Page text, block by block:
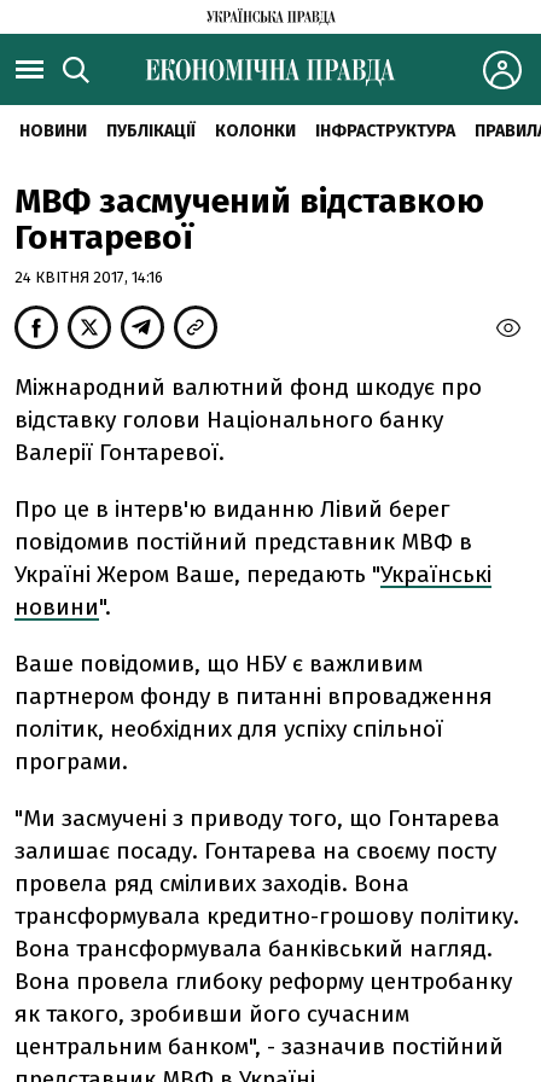
НОВИНИ ПУБЛІКАЦІЇ КОЛОНКИ ІНФРАСТРУКТУРА
МВФ засмучений відставкою
Гонтаревої
24 КВІТНЯ 2017, 14:16
Міжнародний валютний фонд шкодує про
відставку голови Національного банку
Валерії Гонтаревої.
Про це в інтерв'ю виданню Лівий берег
повідомив постійний представник МВФ в
Україні Жером Ваше, передають "Українські
новини".
Ваше повідомив, що НБУ є важливим
партнером фонду в питанні впровадження
політик, необхідних для успіху спільної
програми.
"Ми засмучені з приводу того, що Гонтарева
залишає посаду. Гонтарева на своєму посту
провела ряд сміливих заходів. Вона
трансформувала кредитно-грошову політику.
Вона трансформувала банківський нагляд.
Вона провела глибоку реформу центробанку
як такого, зробивши його сучасним
центральним банком", - зазначив постійний